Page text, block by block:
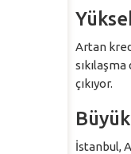
Artan
çıkıyor.
İstanbul,